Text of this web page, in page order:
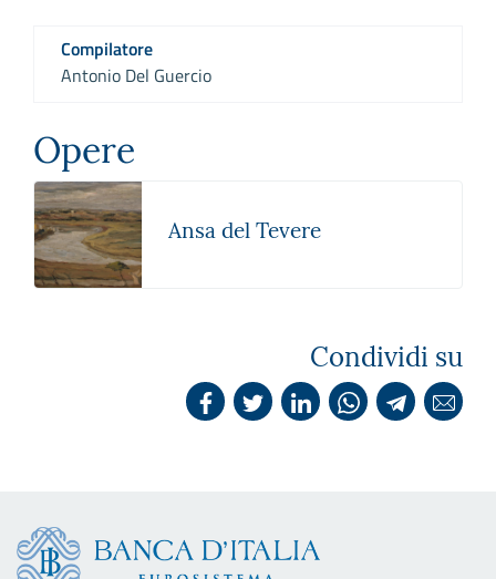
Compilatore
Antonio Del Guercio
Opere
Ansa del Tevere
Condividi su